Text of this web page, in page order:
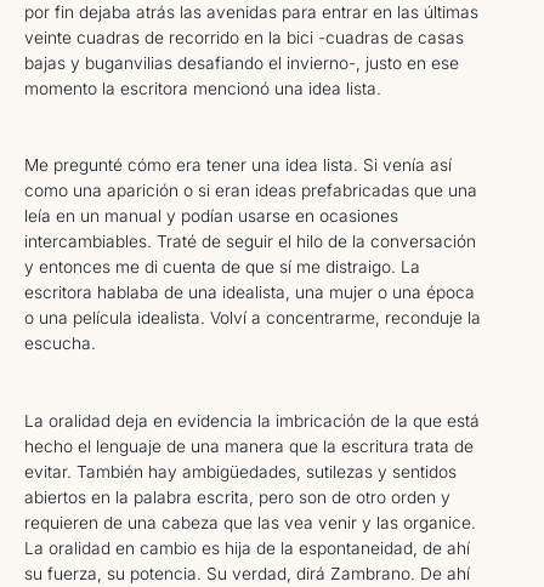
por fin dejaba atrás las avenidas para entrar en las últimas
veinte cuadras de recorrido en la bici -cuadras de casas
bajas y buganvilias desafiando el invierno-, justo en ese
momento la escritora mencionó una idea lista.
Me pregunté cómo era tener una idea lista. Si venía así
como una aparición o si eran ideas prefabricadas que una
leía en un manual y podían usarse en ocasiones
intercambiables. Traté de seguir el hilo de la conversación
y entonces me di cuenta de que sí me distraigo. La
escritora hablaba de una idealista, una mujer o una época
o una película idealista. Volví a concentrarme, reconduje la
escucha.
La oralidad deja en evidencia la imbricación de la que está
hecho el lenguaje de una manera que la escritura trata de
evitar. También hay ambigüedades, sutilezas y sentidos
abiertos en la palabra escrita, pero son de otro orden y
requieren de una cabeza que las vea venir y las organice.
La oralidad en cambio es hija de la espontaneidad, de ahí
su fuerza, su potencia. Su verdad, dirá Zambrano. De ahí